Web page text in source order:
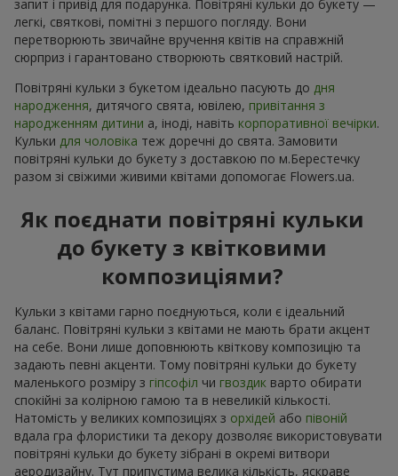
запит і привід для подарунка. Повітряні кульки до букету —
легкі, святкові, помітні з першого погляду. Вони
перетворюють звичайне вручення квітів на справжній
сюрприз і гарантовано створюють святковий настрій.
Повітряні кульки з букетом ідеально пасують до дня
народження, дитячого свята, ювілею, привітання з
народженням дитини а, іноді, навіть корпоративної вечірки.
Кульки для чоловіка теж доречні до свята. Замовити
повітряні кульки до букету з доставкою по м.Берестечку
разом зі свіжими живими квітами допомогає Flowers.ua.
Як поєднати повітряні кульки
до букету з квітковими
композиціями?
Кульки з квітами гарно поєднуються, коли є ідеальний
баланс. Повітряні кульки з квітами не мають брати акцент
на себе. Вони лише доповнюють квіткову композицію та
задають певні акценти. Тому повітряні кульки до букету
маленького розміру з гіпсофіл чи гвоздик варто обирати
спокійні за колірною гамою та в невеликій кількості.
Натомість у великих композиціях з орхідей або півоній
вдала гра флористики та декору дозволяє використовувати
повітряні кульки до букету зібрані в окремі витвори
аеродизайну. Тут припустима велика кількість, яскраве